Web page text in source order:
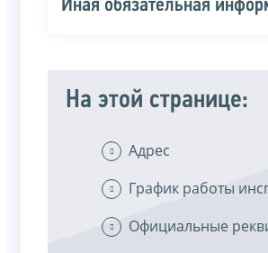
Иная обязательная
На этой странице:
Адрес
График работы
Официальные